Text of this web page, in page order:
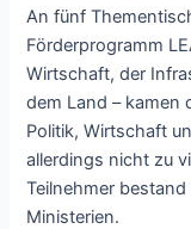
An fünf
Förderprogramm
Wirtschaft, der
dem Land – kamen
Politik, Wirtschaft
allerdings nicht zu
Teilnehmer
Ministerien.